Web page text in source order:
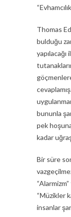
Thomas
bulduğu
bununla
pek
kadar
Bir süre
“Müzikler
insanlar